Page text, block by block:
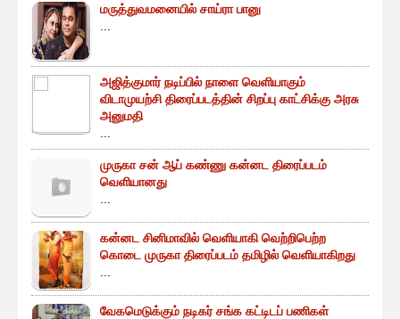
மருத்துவமனையில் சாய்ரா பானு
அஜித்குமார் நடிப்பில் நாளை வெளியாகும்
விடாமுயற்சி திரைப்படத்தின் சிறப்பு காட்சிக்கு அரசு
அனுமதி
முருகா சன் ஆப் கண்ணு கன்னட திரைப்படம்
வெளியானது
கன்னட சினிமாவில் வெளியாகி வெற்றிபெற்ற
கொடை முருகா திரைப்படம் தமிழில் வெளியாகிறது
வேகமெடுக்கும் நடிகர் சங்க கட்டிடப் பணிகள்